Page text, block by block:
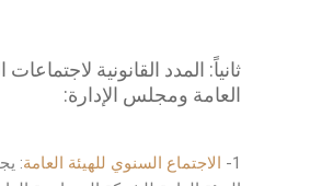
ثانياً: المدد القانونية لاجتماعات
العامة ومجلس الإدارة:
1- الاجتماع السنوي للهيئة العامة: